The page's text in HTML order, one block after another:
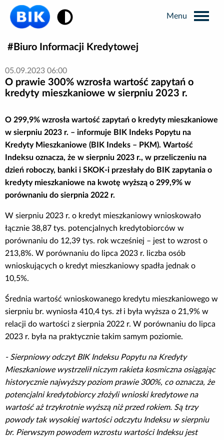
Wyszukiwarka
Informacje prasowe
Analizy rynkowe
Publikacje BIK
Business Intelligence
Poradnik BIK
Kontakt
Logowanie
Załóż konto
Biuro Informacji Kredytowej
05.09.2023 06:00
O prawie 300% wzrosła wartość zapytań o
kredyty mieszkaniowe w sierpniu 2023 r.
O 299,9% wzrosła wartość zapytań o kredyty mieszkaniowe
w sierpniu 2023 r. – informuje BIK Indeks Popytu na
Kredyty Mieszkaniowe (BIK Indeks – PKM). Wartość
Indeksu oznacza, że w sierpniu 2023 r., w przeliczeniu na
dzień roboczy, banki i SKOK-i przesłały do BIK zapytania o
kredyty mieszkaniowe na kwotę wyższą o 299,9% w
porównaniu do sierpnia 2022 r.
W sierpniu 2023 r. o kredyt mieszkaniowy wnioskowało
łącznie 38,87 tys. potencjalnych kredytobiorców w
porównaniu do 12,39 tys. rok wcześniej – jest to wzrost o
213,8%. W porównaniu do lipca 2023 r. liczba osób
wnioskujących o kredyt mieszkaniowy spadła jednak o
10,5%.
Średnia wartość wnioskowanego kredytu mieszkaniowego w
sierpniu br. wyniosła 410,4 tys. zł i była wyższa o 21,9% w
relacji do wartości z sierpnia 2022 r. W porównaniu do lipca
2023 r. była na praktycznie takim samym poziomie.
- Sierpniowy odczyt BIK Indeksu Popytu na Kredyty
Mieszkaniowe wystrzelił niczym rakieta kosmiczna osiągając
historycznie najwyższy poziom prawie 300%, co oznacza, że
potencjalni kredytobiorcy złożyli wnioski kredytowe na
wartość aż trzykrotnie wyższą niż przed rokiem. Są trzy
powody tak wysokiej wartości odczytu Indeksu w sierpniu
br. Pierwszym powodem wzrostu wartości Indeksu jest